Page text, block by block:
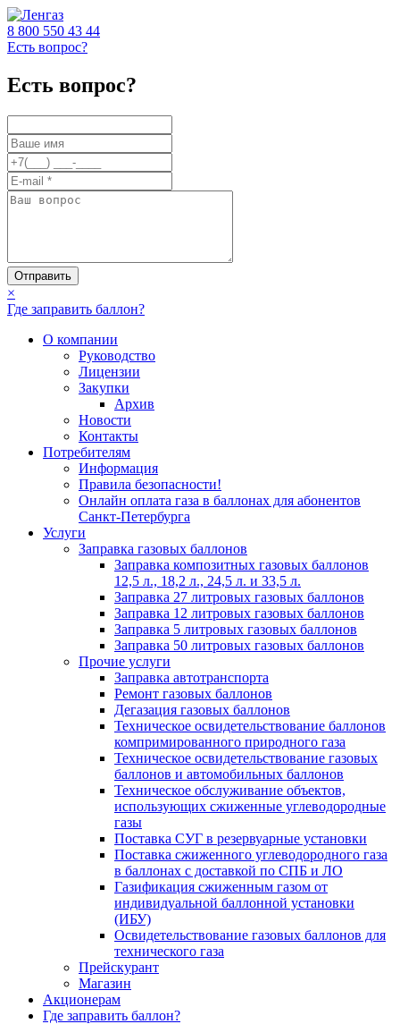
8 800 550 43 44
Есть вопрос?
Есть вопрос?
Отправить
×
Где заправить баллон?
О компании
Руководство
Лицензии
Закупки
Архив
Новости
Контакты
Потребителям
Информация
Правила безопасности!
Онлайн оплата газа в баллонах для абонентов
Санкт-Петербурга
Услуги
Заправка газовых баллонов
Заправка композитных газовых баллонов
12,5 л., 18,2 л., 24,5 л. и 33,5 л.
Заправка 27 литровых газовых баллонов
Заправка 12 литровых газовых баллонов
Заправка 5 литровых газовых баллонов
Заправка 50 литровых газовых баллонов
Прочие услуги
Заправка автотранспорта
Ремонт газовых баллонов
Дегазация газовых баллонов
Техническое освидетельствование баллонов
компримированного природного газа
Техническое освидетельствование газовых
баллонов и автомобильных баллонов
Техническое обслуживание объектов,
использующих сжиженные углеводородные
газы
Поставка СУГ в резервуарные установки
Поставка сжиженного углеводородного газа
в баллонах с доставкой по СПБ и ЛО
Газификация сжиженным газом от
индивидуальной баллонной установки
(ИБУ)
Освидетельствование газовых баллонов для
технического газа
Прейскурант
Магазин
Акционерам
Где заправить баллон?